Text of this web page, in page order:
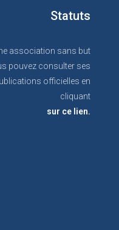
Statuts
association sans but
pouvez consulter ses
officielles en
cliquant
sur ce lien.